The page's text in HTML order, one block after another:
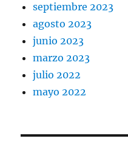
septiembre 2023
agosto 2023
junio 2023
marzo 2023
julio 2022
mayo 2022